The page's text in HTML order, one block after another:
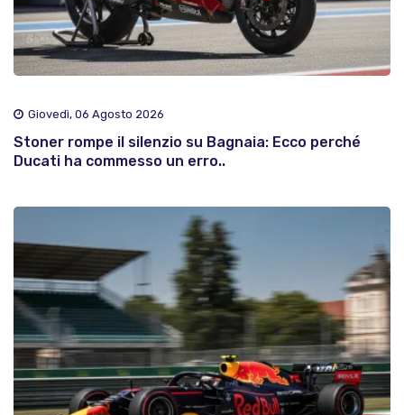
Giovedì, 06 Agosto 2026
Stoner rompe il silenzio su Bagnaia: Ecco perché
Ducati ha commesso un erro..